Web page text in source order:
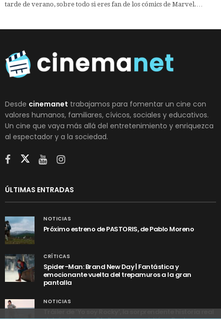
tarde de verano, sobre todo si eres fan de los cómics de Marvel.…
Desde cinemanet trabajamos para fomentar un cine con
valores humanos, familiares, cívicos, sociales y educativos.
Un cine que vaya más allá del entretenimiento y enriquezca
al espectador y a la sociedad.
ÚLTIMAS ENTRADAS
NOTICIAS
Próximo estreno de PASTORIS, de Pablo Moreno
CRÍTICAS
Spider-Man: Brand New Day | Fantástica y
emocionante vuelta del trepamuros a la gran
pantalla
NOTICIAS
Tráiler de ‘Yo soy Rocky’, la sorprendente historia real